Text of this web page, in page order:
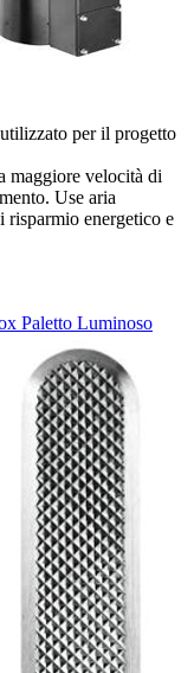
per il progetto
maggiore velocità di
Use aria
risparmio energetico e
Paletto Luminoso